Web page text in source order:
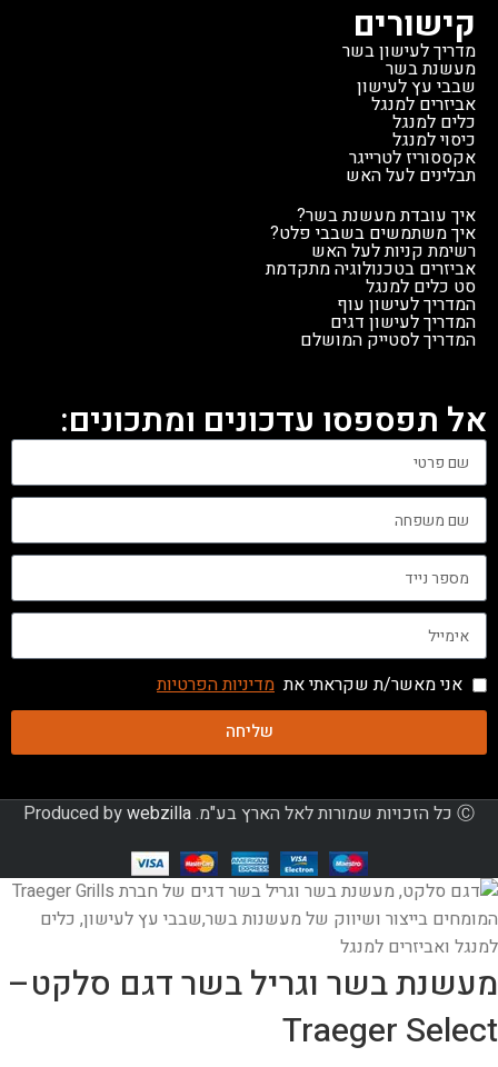
קישורים
מדריך לעישון בשר
מעשנת בשר
שבבי עץ לעישון
אביזרים למנגל
כלים למנגל
כיסוי למנגל
אקססוריז לטרייגר
תבלינים לעל האש
איך עובדת מעשנת בשר?
איך משתמשים בשבבי פלט?
רשימת קניות לעל האש
אביזרים בטכנולוגיה מתקדמת
סט כלים למנגל
המדריך לעישון עוף
המדריך לעישון דגים
המדריך לסטייק המושלם
אל תפספסו עדכונים ומתכונים:
אני מאשר/ת שקראתי את מדיניות הפרטיות
שליחה
Ⓒ כל הזכויות שמורות לאל הארץ בע"מ. Produced by webzilla
מעשנת בשר וגריל בשר דגם סלקט–
Traeger Select